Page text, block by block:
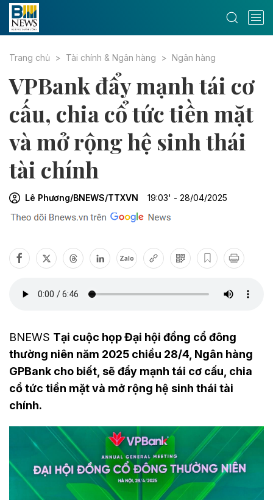
Trang chủ Tài chính & Ngân hàng Ngân hàng
VPBank đẩy mạnh tái cơ
cấu, chia cổ tức tiền mặt
và mở rộng hệ sinh thái
tài chính
Lê Phương/BNEWS/TTXVN 19:03' - 28/04/2025
Zalo
BNEWS Tại cuộc họp Đại hội đồng cổ đông
thường niên năm 2025 chiều 28/4, Ngân hàng
GPBank cho biết, sẽ đẩy mạnh tái cơ cấu, chia
cổ tức tiền mặt và mở rộng hệ sinh thái tài
chính.